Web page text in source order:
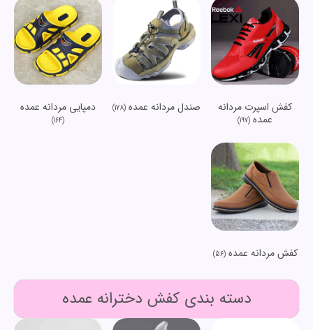
کفش اسپرت مردانه
عمده (197)
صندل مردانه عمده (178) دمپایی مردانه عمده
(164)
کفش مردانه عمده(56)
دسته بندی کفش دخترانه عمده